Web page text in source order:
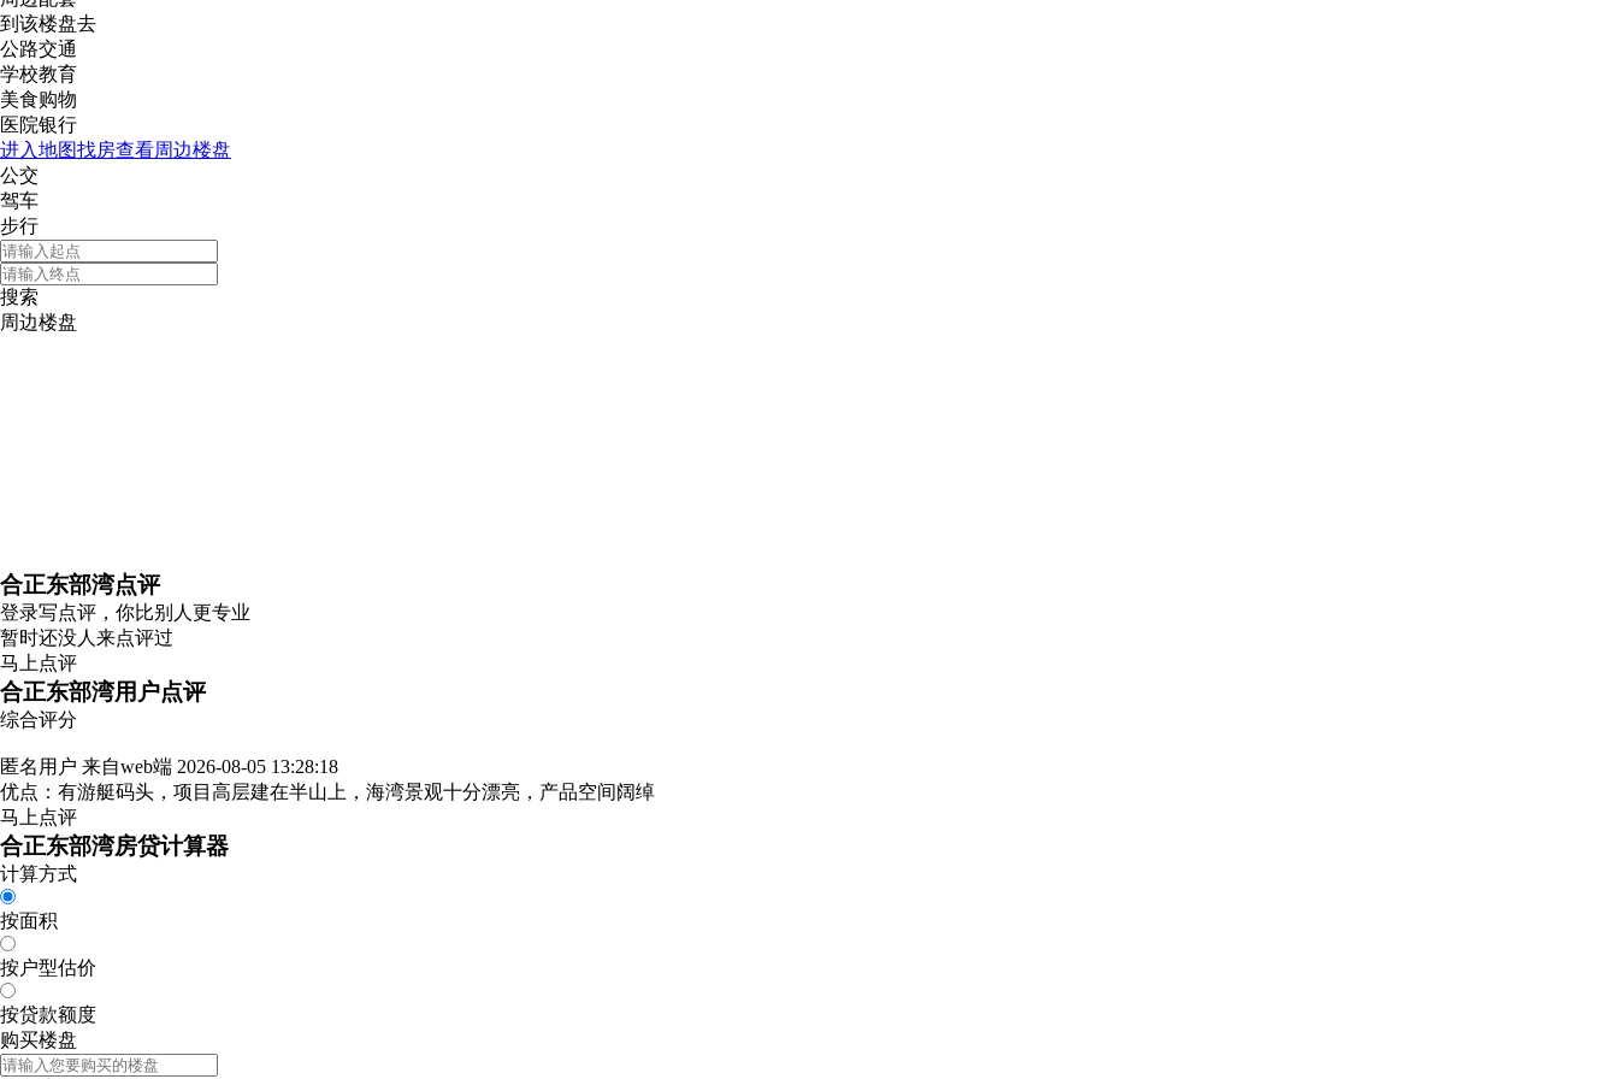
到该楼盘去
公路交通
学校教育
美食购物
医院银行
进入地图找房查看周边楼盘
公交
驾车
步行
搜索
周边楼盘
合正东部湾点评
登录写点评，你比别人更专业
暂时还没人来点评过
马上点评
合正东部湾用户点评
综合评分
匿名用户 来自web端 2026-08-05 13:28:18
优点：有游艇码头，项目高层建在半山上，海湾景观十分漂亮，产品空间阔绰
马上点评
合正东部湾房贷计算器
计算方式
按面积
按户型估价
按贷款额度
购买楼盘